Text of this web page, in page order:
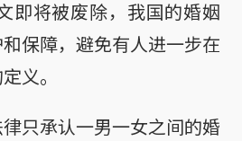
即将被废除，我国的婚姻
保障，避免有人进一步在
义。
只承认一男一女之间的婚